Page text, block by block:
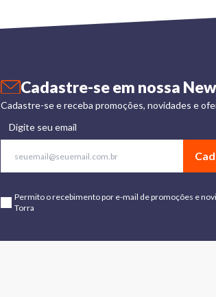
Cadastre-se em nossa
Cadastre-se e receba promoções, novidades e
Digite seu email
Permito o recebimento por e-mail de promoções e
Torra